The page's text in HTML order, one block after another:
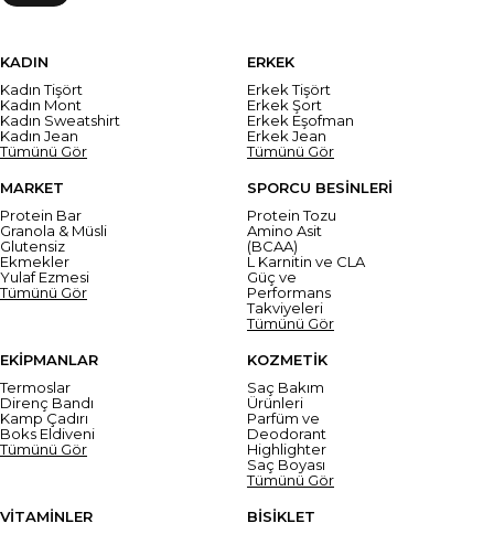
KADIN
Kadın Tişört
Kadın Mont
Kadın Sweatshirt
Kadın Jean
Tümünü Gör
ERKEK
Erkek Tişört
Erkek Şort
Erkek Eşofman
Erkek Jean
Tümünü Gör
MARKET
Protein Bar
Granola & Müsli
Glutensiz
Ekmekler
Yulaf Ezmesi
Tümünü Gör
SPORCU BESİNLERİ
Protein Tozu
Amino Asit
(BCAA)
L Karnitin ve CLA
Güç ve
Performans
Takviyeleri
Tümünü Gör
EKİPMANLAR
Termoslar
Direnç Bandı
Kamp Çadırı
Boks Eldiveni
Tümünü Gör
KOZMETİK
Saç Bakım
Ürünleri
Parfüm ve
Deodorant
Highlighter
Saç Boyası
Tümünü Gör
VİTAMİNLER
BİSİKLET